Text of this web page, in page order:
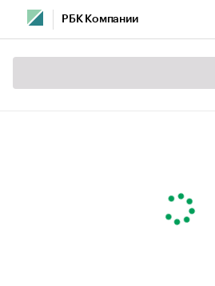
РБК Компании